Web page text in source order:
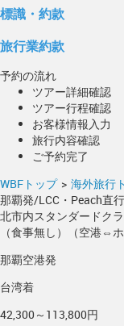
標識・約款
旅行業約款
予約の流れ
ツアー詳細確認
ツアー行程確認
お客様情報入力
旅行内容確認
ご予約完了
WBFトップ > 海外旅行
那覇発/LCC・Peach直
北市内スタンダードク
（食事無し）（空港⇔
那覇空港発
台湾着
42,300～113,800円